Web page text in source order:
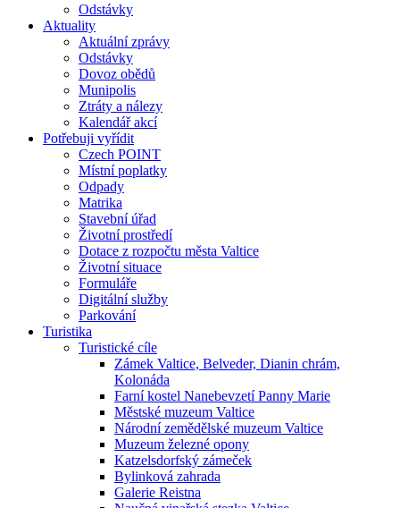
Odstávky
Aktuality
Aktuální zprávy
Odstávky
Dovoz obědů
Munipolis
Ztráty a nálezy
Kalendář akcí
Potřebuji vyřídit
Czech POINT
Místní poplatky
Odpady
Matrika
Stavební úřad
Životní prostředí
Dotace z rozpočtu města Valtice
Životní situace
Formuláře
Digitální služby
Parkování
Turistika
Turistické cíle
Zámek Valtice, Belveder, Dianin chrám,
Kolonáda
Farní kostel Nanebevzetí Panny Marie
Městské muzeum Valtice
Národní zemědělské muzeum Valtice
Muzeum železné opony
Katzelsdorfský zámeček
Bylinková zahrada
Galerie Reistna